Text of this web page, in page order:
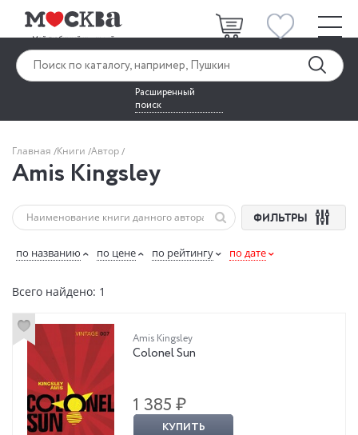
Расширенный
поиск
Главная Книги Автор
Amis Kingsley
ФИЛЬТРЫ
по названию по цене по рейтингу по дате
Всего найдено: 1
Amis Kingsley
Colonel Sun
1 385 ₽
КУПИТЬ